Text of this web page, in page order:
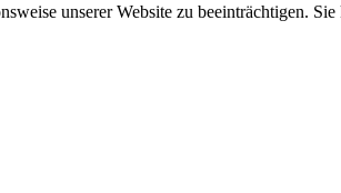
unserer Website zu beeinträchtigen.